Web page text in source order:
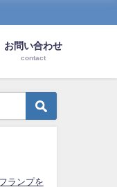
お問い合わせ
contact
ランプを